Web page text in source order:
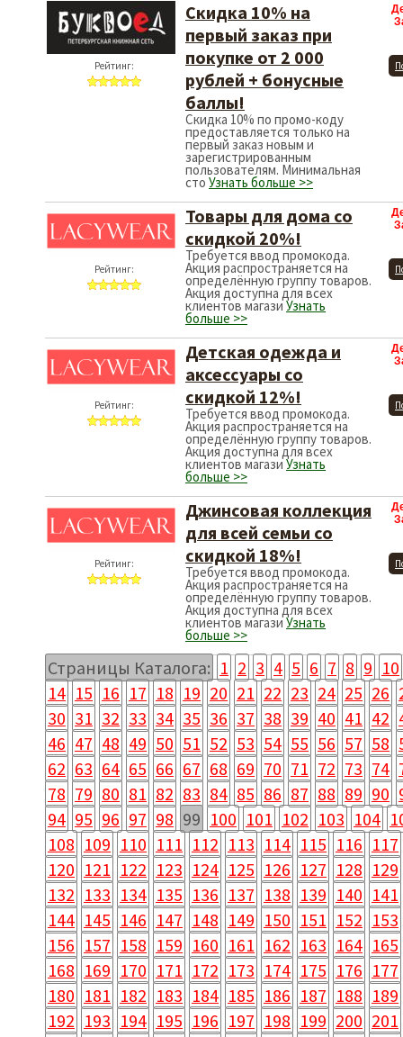
Рейтинг:
Скидка 10% на
первый заказ при
покупке от 2 000
рублей + бонусные
баллы!
Скидка 10% по промо-коду
предоставляется только на
первый заказ новым и
зарегистрированным
пользователям. Минимальная
сто Узнать больше >>
Рейтинг:
Товары для дома со
скидкой 20%!
Требуется ввод промокода.
Акция распространяется на
определённую группу товаров.
Акция доступна для всех
клиентов магазиУзнать
больше >>
Рейтинг:
Детская одежда и
аксессуары со
скидкой 12%!
Требуется ввод промокода.
Акция распространяется на
определённую группу товаров.
Акция доступна для всех
клиентов магазиУзнать
больше >>
Рейтинг:
Джинсовая коллекция
для всей семьи со
скидкой 18%!
Требуется ввод промокода.
Акция распространяется на
определённую группу товаров.
Акция доступна для всех
клиентов магазиУзнать
больше >>
Страницы Каталога: 1 2 3 4 5 6 7 8 9 10
14 15 16 17 18 19 20 21 22 23 24 25 26
30 31 32 33 34 35 36 37 38 39 40 41 42
46 47 48 49 50 51 52 53 54 55 56 57 58
62 63 64 65 66 67 68 69 70 71 72 73 74
78 79 80 81 82 83 84 85 86 87 88 89 90
94 95 96 97 98 99 100 101 102 103 104
108 109 110 111 112 113 114 115 116 117
120 121 122 123 124 125 126 127 128 129
132 133 134 135 136 137 138 139 140 141
144 145 146 147 148 149 150 151 152 153
156 157 158 159 160 161 162 163 164 165
168 169 170 171 172 173 174 175 176 177
180 181 182 183 184 185 186 187 188 189
192 193 194 195 196 197 198 199 200 201